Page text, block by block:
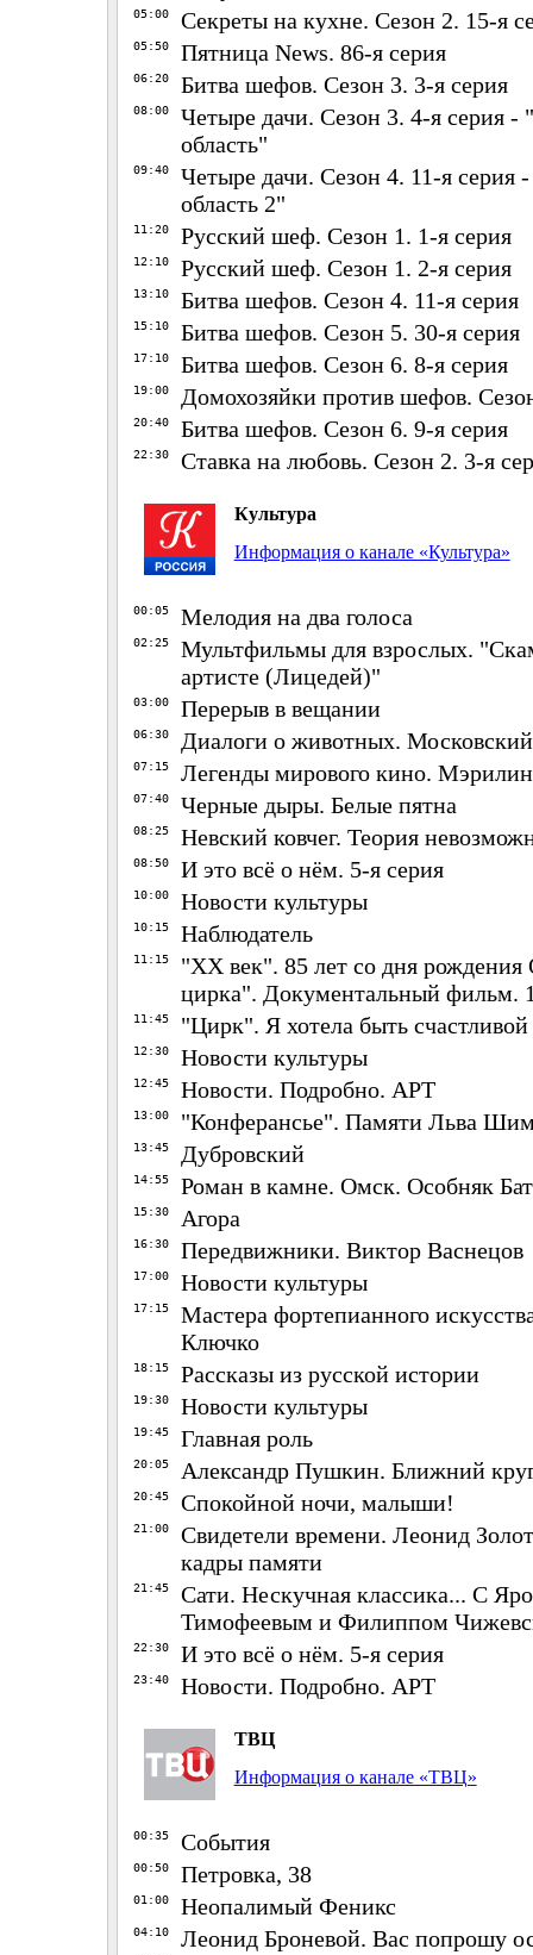
05:00 Секреты на кухне. Сезон 2. 15-я
05:50 Пятница News. 86-я серия
06:20 Битва шефов. Сезон 3. 3-я серия
08:00
Четыре дачи. Сезон 3. 4-я серия -
область"
09:40
Четыре дачи. Сезон 4. 11-я серия
область 2"
11:20 Русский шеф. Сезон 1. 1-я серия
12:10 Русский шеф. Сезон 1. 2-я серия
13:10 Битва шефов. Сезон 4. 11-я серия
15:10 Битва шефов. Сезон 5. 30-я серия
17:10 Битва шефов. Сезон 6. 8-я серия
19:00 Домохозяйки против шефов.
20:40 Битва шефов. Сезон 6. 9-я серия
22:30 Ставка на любовь. Сезон 2. 3-я
Культура
Информация о канале «Культура»
00:05 Мелодия на два голоса
02:25
Мультфильмы для взрослых.
артисте (Лицедей)"
03:00 Перерыв в вещании
06:30 Диалоги о животных.
07:15 Легенды мирового кино.
07:40 Черные дыры. Белые пятна
08:25 Невский ковчег. Теория
08:50 И это всё о нём. 5-я серия
10:00 Новости культуры
10:15 Наблюдатель
11:15
"ХX век". 85 лет со дня
цирка". Документальный фильм.
11:45 "Цирк". Я хотела быть
12:30 Новости культуры
12:45 Новости. Подробно. АРТ
13:00 "Конферансье". Памяти Льва
13:45 Дубровский
14:55 Роман в камне. Омск. Особняк
15:30 Агора
16:30 Передвижники. Виктор Васнецов
17:00 Новости культуры
17:15
Мастера фортепианного
Ключко
18:15 Рассказы из русской истории
19:30 Новости культуры
19:45 Главная роль
20:05 Александр Пушкин. Ближний
20:45 Спокойной ночи, малыши!
21:00
Свидетели времени. Леонид
кадры памяти
21:45
Сати. Нескучная классика... С
Тимофеевым и Филиппом
22:30 И это всё о нём. 5-я серия
23:40 Новости. Подробно. АРТ
ТВЦ
Информация о канале «ТВЦ»
00:35 События
00:50 Петровка, 38
01:00 Неопалимый Феникс
04:10 Леонид Броневой. Вас попрошу